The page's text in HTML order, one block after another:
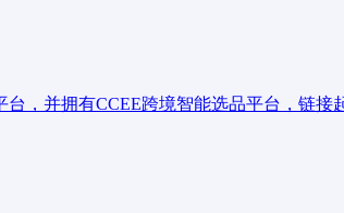
，并拥有CCEE跨境智能选品平台，链接